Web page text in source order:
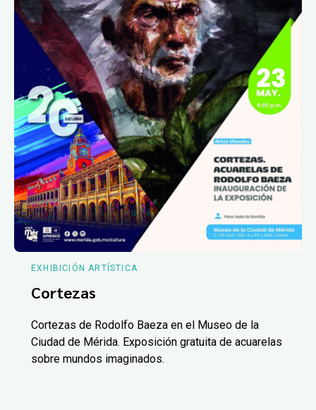
EXHIBICIÓN ARTÍSTICA
Cortezas
Cortezas de Rodolfo Baeza en el Museo de la
Ciudad de Mérida. Exposición gratuita de acuarelas
sobre mundos imaginados.